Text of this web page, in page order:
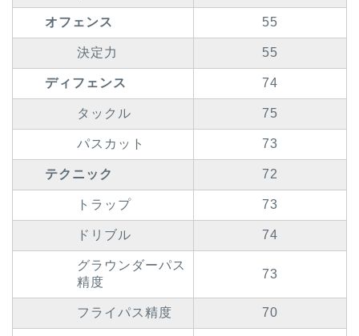
オフェンス 55
決定力 55
ディフェンス 74
タックル 75
パスカット 73
テクニック 72
トラップ 73
ドリブル 74
グラウンダーパス
精度
73
フライパス精度 70